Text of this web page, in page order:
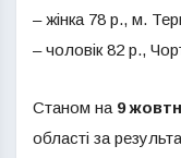
– жінка 78 р., м.
– чоловік 82 р.,
Станом на 9
області за